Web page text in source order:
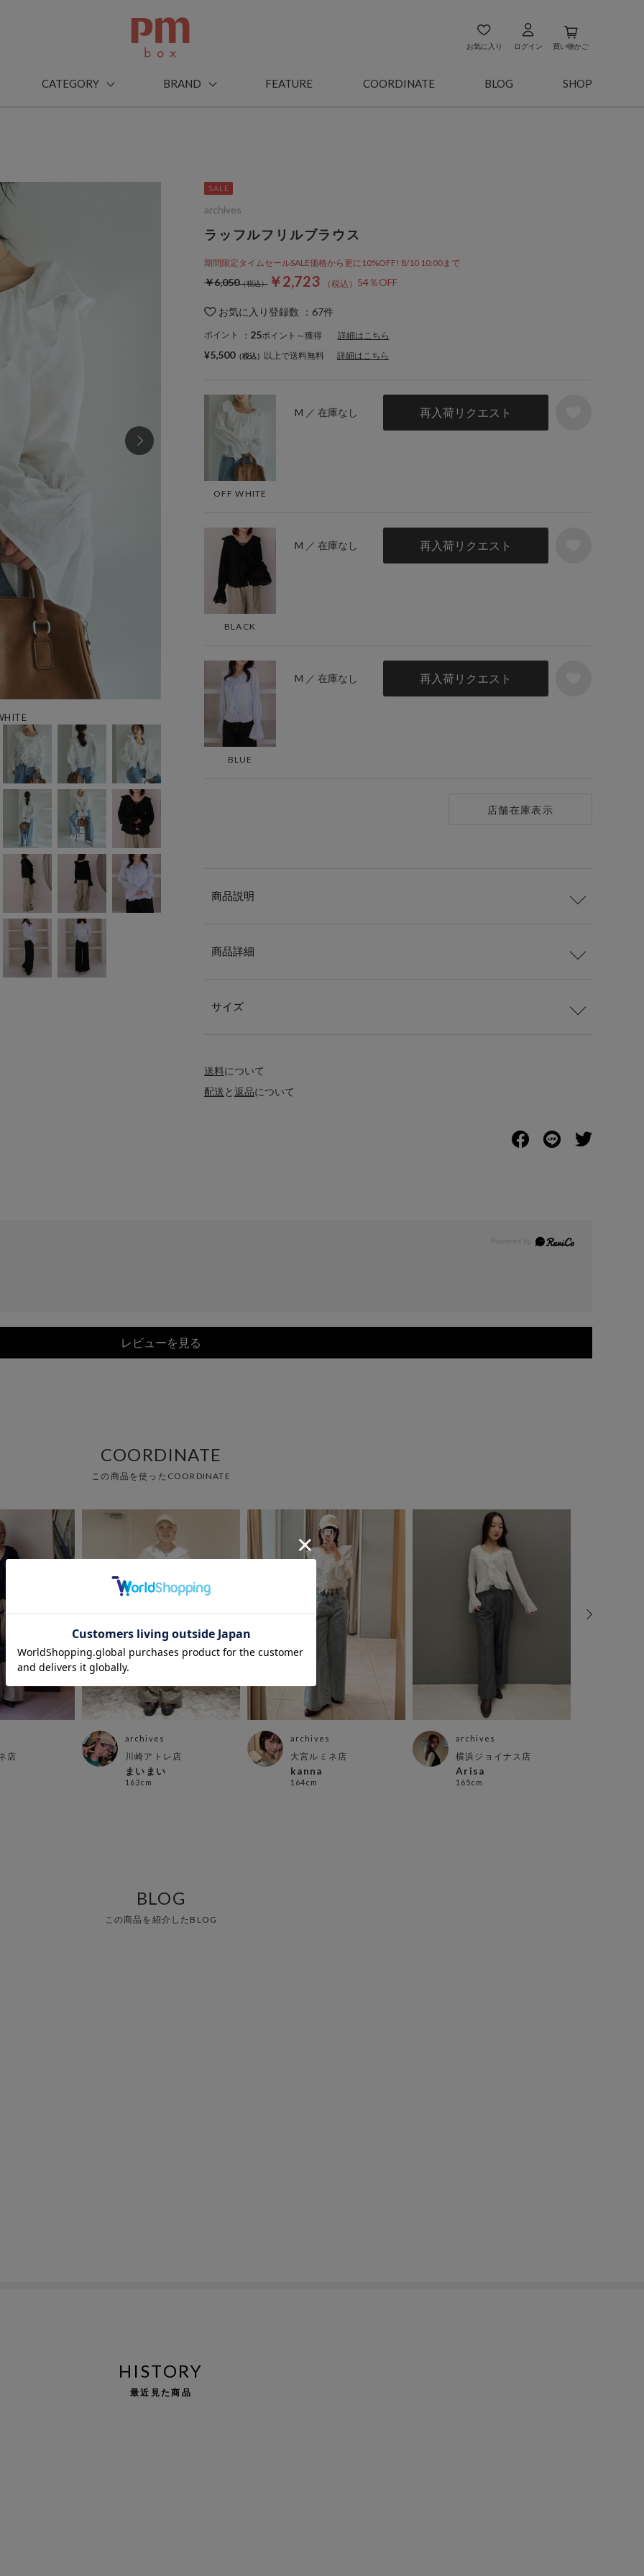
お気に入り ログイン 買い物かご
CATEGORY BRAND FEATURE COORDINATE BLOG SHOP
ラッフルフリルブラウス
期間限定タイムセールSALE価格から更に10%OFF! 8/10 10:00まで
￥2,723 54％OFF
￥6,050
お気に入り登録数 ： 67件
ポイント ： 25ポイント～獲得 詳細はこちら
OFF WHITE
M ／ 在庫なし 再入荷リクエスト
BLACK
M ／ 在庫なし 再入荷リクエスト
BLUE
M ／ 在庫なし 再入荷リクエスト
店舗在庫表示
archives
¥5,500 以上で送料無料 詳細はこちら
商品説明
商品詳細
サイズ
送料について
配送と返品について
レビューを見る
COORDINATE
この商品を使ったCOORDINATE
店
archives
川崎アトレ店
まいまい
163cm
archives
大宮ルミネ店
kanna
164cm
archives
横浜ジョイナス店
Arisa
165cm
BLOG
この商品を紹介したBLOG
HISTORY
最近見た商品